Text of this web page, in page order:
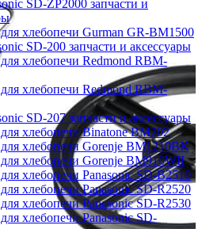
SD-ZP2000 запчасти и
хлебопечи Gurman GR-BM1500
SD-200 запчасти и аксессуары
хлебопечи Redmond RBM-
хлебопечи Redmond RBM-
SD-207 запчасти и аксессуары
хлебопечи Binatone BM202
хлебопечи Gorenje BM1210BK
хлебопечи Gorenje BM910WII
хлебопечи Panasonic SD-B2510
хлебопечи Panasonic SD-R2520
хлебопечи Panasonic SD-R2530
хлебопечи Panasonic SD-